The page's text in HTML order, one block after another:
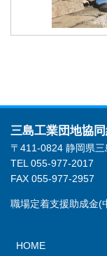
三島工業団地協
〒411-0824 静岡県
TEL 055-977-2017
FAX 055-977-2957
職場定着支援助成金(
HOME